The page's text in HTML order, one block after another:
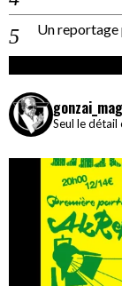
Un reportage
Seul le détail